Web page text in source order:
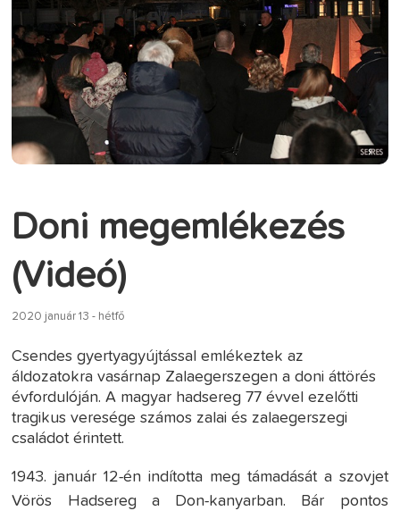
Doni megemlékezés
(Videó)
2020 január 13 - hétfő
Csendes gyertyagyújtással emlékeztek az
áldozatokra vasárnap Zalaegerszegen a doni áttörés
évfordulóján. A magyar hadsereg 77 évvel ezelőtti
tragikus veresége számos zalai és zalaegerszegi
családot érintett.
1943. január 12-én indította meg támadását a szovjet
Vörös Hadsereg a Don-kanyarban. Bár pontos